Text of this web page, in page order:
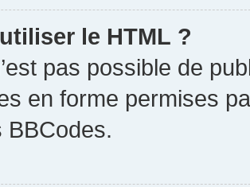
le HTML ?
pas possible de
en forme permises
BBCodes.